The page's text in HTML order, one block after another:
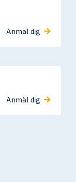
Anmäl dig
Anmäl dig